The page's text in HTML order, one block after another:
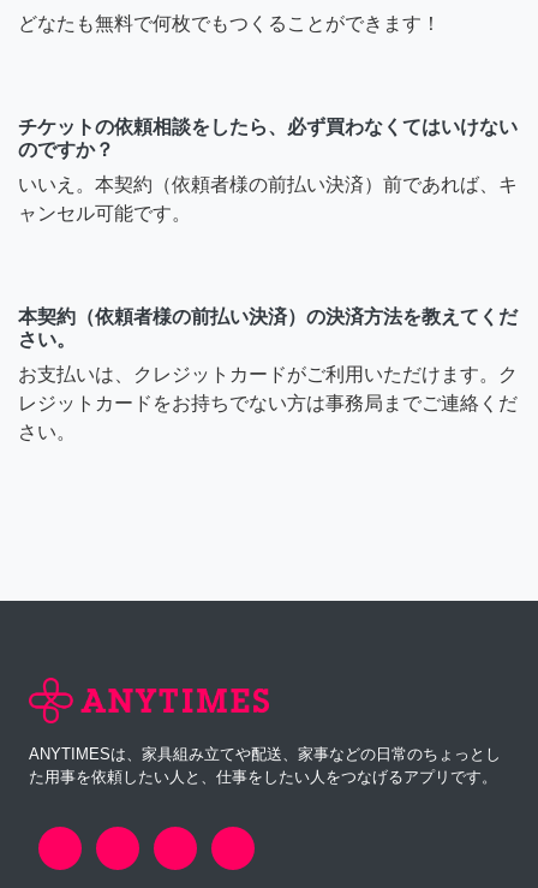
どなたも無料で何枚でもつくることができます！
チケットの依頼相談をしたら、必ず買わなくてはいけない
のですか？
いいえ。本契約（依頼者様の前払い決済）前であれば、キ
ャンセル可能です。
本契約（依頼者様の前払い決済）の決済方法を教えてくだ
さい。
お支払いは、クレジットカードがご利用いただけます。ク
レジットカードをお持ちでない方は事務局までご連絡くだ
さい。
ANYTIMESは、家具組み立てや配送、家事などの日常のちょっとし
た用事を依頼したい人と、仕事をしたい人をつなげるアプリです。